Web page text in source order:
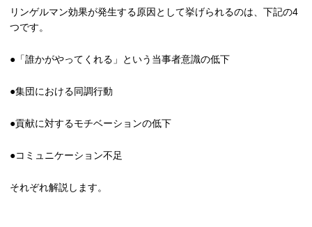
リンゲルマン効果が発生する原因として挙げられるのは、下記の4
つです。
●「誰かがやってくれる」という当事者意識の低下
●集団における同調行動
●貢献に対するモチベーションの低下
●コミュニケーション不足
それぞれ解説します。